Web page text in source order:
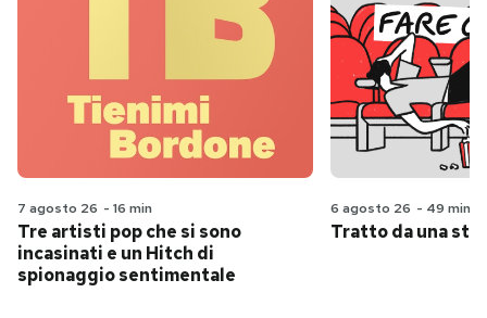
7 agosto 26 - 16 min
Tre artisti pop che si sono
incasinati e un Hitch di
spionaggio sentimentale
6 agosto 26 - 49 min
Tratto da una